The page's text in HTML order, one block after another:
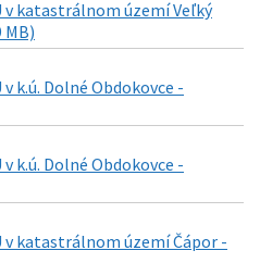
v katastrálnom území Veľký
MB)
k.ú. Dolné Obdokovce -
k.ú. Dolné Obdokovce -
katastrálnom území Čápor -